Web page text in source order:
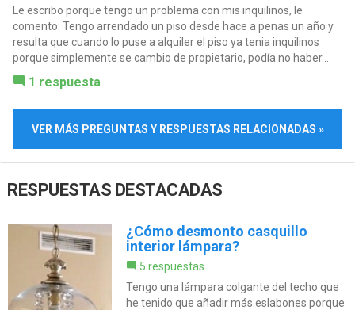
Le escribo porque tengo un problema con mis inquilinos, le
comento: Tengo arrendado un piso desde hace a penas un año y
resulta que cuando lo puse a alquiler el piso ya tenia inquilinos
porque simplemente se cambio de propietario, podía no haber...
1 respuesta
VER MÁS PREGUNTAS Y RESPUESTAS RELACIONADAS »
RESPUESTAS DESTACADAS
¿Cómo desmonto casquillo
interior lámpara?
5 respuestas
Tengo una lámpara colgante del techo que
he tenido que añadir más eslabones porque